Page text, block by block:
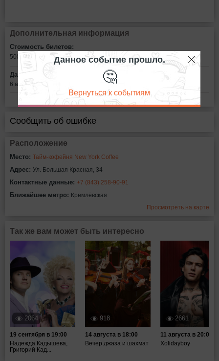
Дополнительная информация
Стоимость билетов:
500 рублей
Дата:
6 апреля в 19:00
Сообщить об ошибке
Расположение
Место: Тайм-кофейня New York Coffee
Адрес: Ул. Большая Красная, 34
Контактные данные: +7 (843) 258-90-91
Ближайшее метро: Кремлёвская
Просмотреть на карте
Так же вам может быть интересно
2064
19 сентября в 19:00
Надежда Кадышева,
Григорий Кад...
918
14 августа в 18:00
Вечер джаза и шахмат
2661
11 августа в 20:00
Xolidayboy
Данное событие прошло.
🤔
Вернуться к событиям